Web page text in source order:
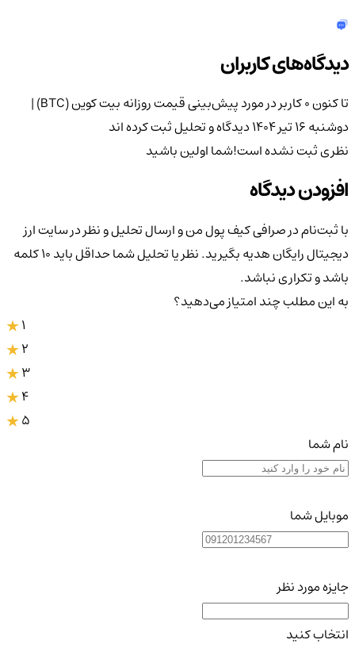
دیدگاه‌های کاربران
تا کنون 0 کاربر در مورد
پیش‌بینی قیمت روزانه بیت کوین (BTC) |
دوشنبه ۱۶ تیر ۱۴۰۴
دیدگاه و تحلیل ثبت کرده اند
نظری ثبت نشده است!شما اولین باشید
افزودن دیدگاه
با ثبت‌نام در صرافی کیف پول من و ارسال تحلیل و نظر در سایت ارز
دیجیتال رایگان هدیه بگیرید. نظر یا تحلیل شما حداقل باید ۱۰ کلمه
باشد و تکراری نباشد.
به این مطلب چند امتیاز می‌دهید؟
3
4
5
نام شما
موبایل شما
جایزه مورد نظر
انتخاب کنید